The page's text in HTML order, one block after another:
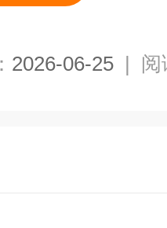
2026-06-25 | 阅